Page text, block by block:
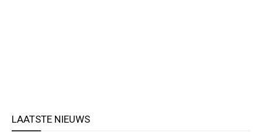
LAATSTE NIEUWS